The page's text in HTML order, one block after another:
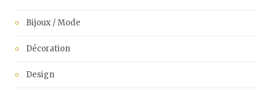
Bijoux / Mode
Décoration
Design